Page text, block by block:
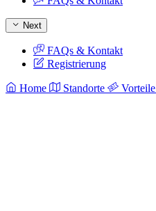
Next
FAQs & Kontakt
Registrierung
Home Standorte Vorteile